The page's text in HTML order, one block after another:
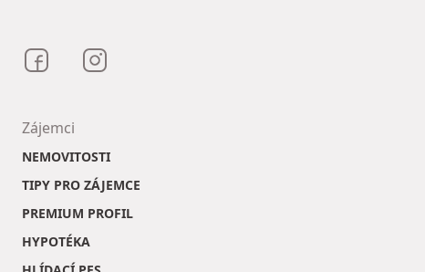
Bezrealitky na Facebooku
Zájemci
NEMOVITOSTI
TIPY PRO ZÁJEMCE
PREMIUM PROFIL
HYPOTÉKA